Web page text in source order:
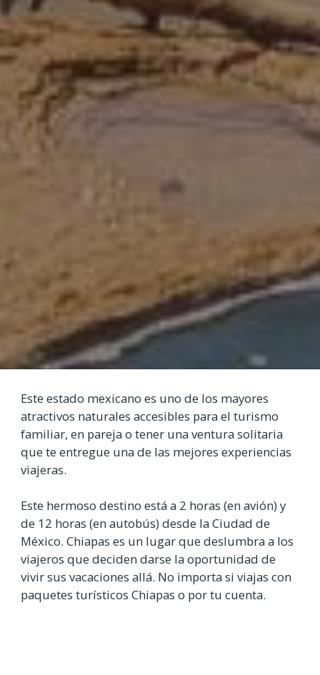
Este estado mexicano es uno de los mayores
atractivos naturales accesibles para el turismo
familiar, en pareja o tener una ventura solitaria
que te entregue una de las mejores experiencias
viajeras.
Este hermoso destino está a 2 horas (en avión) y
de 12 horas (en autobús) desde la Ciudad de
México. Chiapas es un lugar que deslumbra a los
viajeros que deciden darse la oportunidad de
vivir sus vacaciones allá. No importa si viajas con
paquetes turísticos Chiapas o por tu cuenta.